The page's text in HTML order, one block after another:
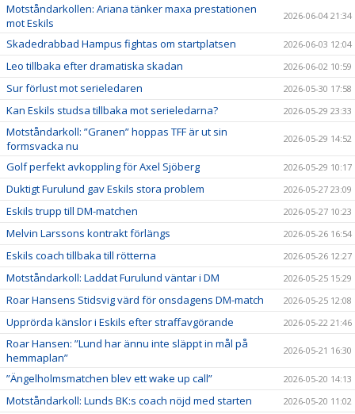
Motståndarkollen: Ariana tänker maxa prestationen
mot Eskils
2026-06-04 21:34
Skadedrabbad Hampus fightas om startplatsen 2026-06-03 12:04
Leo tillbaka efter dramatiska skadan 2026-06-02 10:59
Sur förlust mot serieledaren 2026-05-30 17:58
Kan Eskils studsa tillbaka mot serieledarna? 2026-05-29 23:33
Motståndarkoll: ”Granen” hoppas TFF är ut sin
formsvacka nu
2026-05-29 14:52
Golf perfekt avkoppling för Axel Sjöberg 2026-05-29 10:17
Duktigt Furulund gav Eskils stora problem 2026-05-27 23:09
Eskils trupp till DM-matchen 2026-05-27 10:23
Melvin Larssons kontrakt förlängs 2026-05-26 16:54
Eskils coach tillbaka till rötterna 2026-05-26 12:27
Motståndarkoll: Laddat Furulund väntar i DM 2026-05-25 15:29
Roar Hansens Stidsvig värd för onsdagens DM-match 2026-05-25 12:08
Upprörda känslor i Eskils efter straffavgörande 2026-05-22 21:46
Roar Hansen: ”Lund har ännu inte släppt in mål på
hemmaplan”
2026-05-21 16:30
”Ängelholmsmatchen blev ett wake up call” 2026-05-20 14:13
Motståndarkoll: Lunds BK:s coach nöjd med starten 2026-05-20 11:02